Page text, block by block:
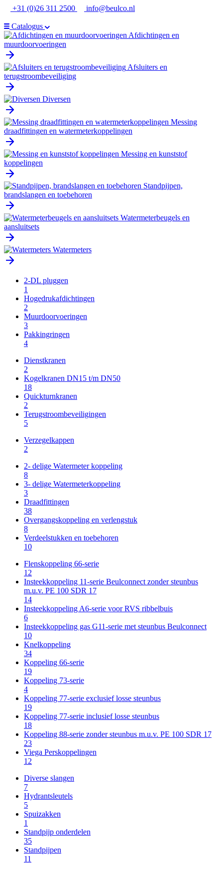
Ga
de
inhoud
+31 (0)26 311 2500 info@beulco.nl
Catalogus
Afdichtingen en
muurdoorvoeringen
Afsluiters en
terugstroombeveiliging
Diversen
Messing
draadfittingen en watermeterkoppelingen
Messing en kunststof
koppelingen
Standpijpen,
brandslangen en toebehoren
Watermeterbeugels en
aansluitsets
Watermeters
2-DL pluggen
1
Hogedrukafdichtingen
2
Muurdoorvoeringen
3
Pakkingringen
4
Dienstkranen
2
Kogelkranen DN15 t/m DN50
18
Quickturnkranen
2
Terugstroombeveiligingen
5
Verzegelkappen
2
2- delige Watermeter koppeling
8
3- delige Watermeterkoppeling
3
Draadfittingen
38
Overgangskoppeling en verlengstuk
8
Verdeelstukken en toebehoren
10
Flenskoppeling 66-serie
12
Insteekkoppeling 11-serie Beulconnect zonder steunbus
m.u.v. PE 100 SDR 17
14
Insteekkoppeling A6-serie voor RVS ribbelbuis
6
Insteekkoppeling gas G11-serie met steunbus Beulconnect
10
Knelkoppeling
34
Koppeling 66-serie
19
Koppeling 73-serie
4
Koppeling 77-serie exclusief losse steunbus
19
Koppeling 77-serie inclusief losse steunbus
18
Koppeling 88-serie zonder steunbus m.u.v. PE 100 SDR 17
23
Viega Perskoppelingen
12
Diverse slangen
7
Hydrantsleutels
5
Spuizakken
1
Standpijp onderdelen
35
Standpijpen
11